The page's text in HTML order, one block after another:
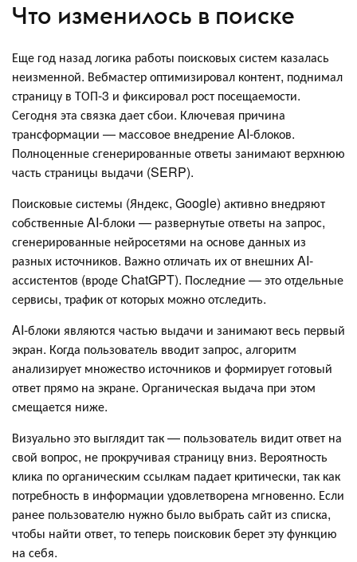
Что изменилось в поиске
Еще год назад логика работы поисковых систем казалась
неизменной. Вебмастер оптимизировал контент, поднимал
страницу в ТОП-3 и фиксировал рост посещаемости.
Сегодня эта связка дает сбои. Ключевая причина
трансформации — массовое внедрение AI-блоков.
Полноценные сгенерированные ответы занимают верхнюю
часть страницы выдачи (SERP).
Поисковые системы (Яндекс, Google) активно внедряют
собственные AI-блоки — развернутые ответы на запрос,
сгенерированные нейросетями на основе данных из
разных источников. Важно отличать их от внешних AI-
ассистентов (вроде ChatGPT). Последние — это отдельные
сервисы, трафик от которых можно отследить.
AI-блоки являются частью выдачи и занимают весь первый
экран. Когда пользователь вводит запрос, алгоритм
анализирует множество источников и формирует готовый
ответ прямо на экране. Органическая выдача при этом
смещается ниже.
Визуально это выглядит так — пользователь видит ответ на
свой вопрос, не прокручивая страницу вниз. Вероятность
клика по органическим ссылкам падает критически, так как
потребность в информации удовлетворена мгновенно. Если
ранее пользователю нужно было выбрать сайт из списка,
чтобы найти ответ, то теперь поисковик берет эту функцию
на себя.